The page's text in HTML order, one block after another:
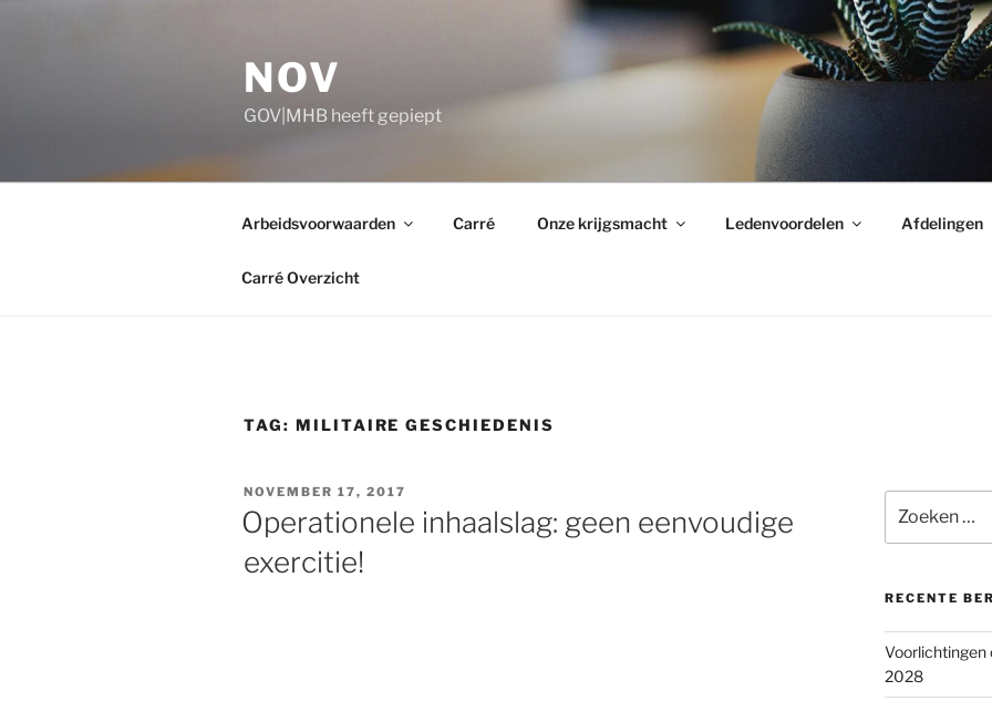
NOV
GOV|MHB heeft gepiept
Arbeidsvoorwaarden Carré Onze krijgsmacht Ledenvoordelen Afdelingen
Carré Overzicht
TAG: MILITAIRE GESCHIEDENIS
GEPLAATST
OP
NOVEMBER 17, 2017
Operationele inhaalslag: geen eenvoudige
exercitie!
naar:
RECENTE
Voorlichtingen
2028